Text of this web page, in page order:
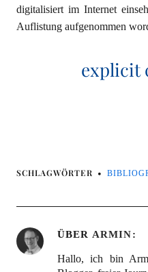
digitalisiert im Internet
Auflistung aufgenommen
explicit
SCHLAGWÖRTER
ÜBER ARMIN
Hallo, ich bin